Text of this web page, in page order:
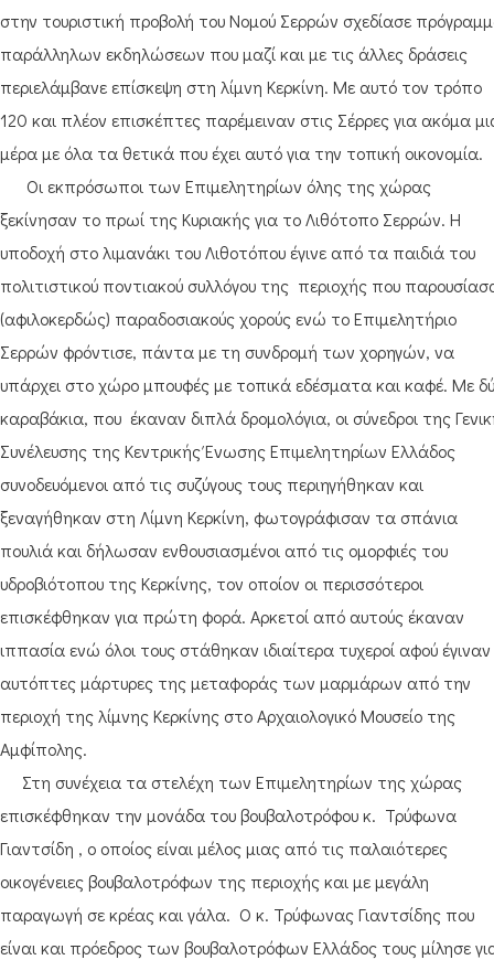
στην τουριστική προβολή του Νομού Σερρών σχεδίασε
παράλληλων εκδηλώσεων που μαζί και με τις άλλες δράσεις
περιελάμβανε επίσκεψη στη λίμνη Κερκίνη. Με αυτό τον τρόπο
120 και πλέον επισκέπτες παρέμειναν στις Σέρρες για ακόμα
μέρα με όλα τα θετικά που έχει αυτό για την τοπική οικονομία.
Οι εκπρόσωποι των Επιμελητηρίων όλης της χώρας
ξεκίνησαν το πρωί της Κυριακής για το Λιθότοπο Σερρών. Η
υποδοχή στο λιμανάκι του Λιθοτόπου έγινε από τα παιδιά του
πολιτιστικού ποντιακού συλλόγου της περιοχής που
(αφιλοκερδώς) παραδοσιακούς χορούς ενώ το Επιμελητήριο
Σερρών φρόντισε, πάντα με τη συνδρομή των χορηγών, να
υπάρχει στο χώρο μπουφές με τοπικά εδέσματα και καφέ. Με
καραβάκια, που έκαναν διπλά δρομολόγια, οι σύνεδροι της
Συνέλευσης της Κεντρικής Ένωσης Επιμελητηρίων Ελλάδος
συνοδευόμενοι από τις συζύγους τους περιηγήθηκαν και
ξεναγήθηκαν στη Λίμνη Κερκίνη, φωτογράφισαν τα σπάνια
πουλιά και δήλωσαν ενθουσιασμένοι από τις ομορφιές του
υδροβιότοπου της Κερκίνης, τον οποίον οι περισσότεροι
επισκέφθηκαν για πρώτη φορά. Αρκετοί από αυτούς έκαναν
ιππασία ενώ όλοι τους στάθηκαν ιδιαίτερα τυχεροί αφού έγιναν
αυτόπτες μάρτυρες της μεταφοράς των μαρμάρων από την
περιοχή της λίμνης Κερκίνης στο Αρχαιολογικό Μουσείο της
Αμφίπολης.
Στη συνέχεια τα στελέχη των Επιμελητηρίων της χώρας
επισκέφθηκαν την μονάδα του βουβαλοτρόφου κ. Τρύφωνα
Γιαντσίδη , ο οποίος είναι μέλος μιας από τις παλαιότερες
οικογένειες βουβαλοτρόφων της περιοχής και με μεγάλη
παραγωγή σε κρέας και γάλα. Ο κ. Τρύφωνας Γιαντσίδης που
είναι και πρόεδρος των βουβαλοτρόφων Ελλάδος τους μίλησε